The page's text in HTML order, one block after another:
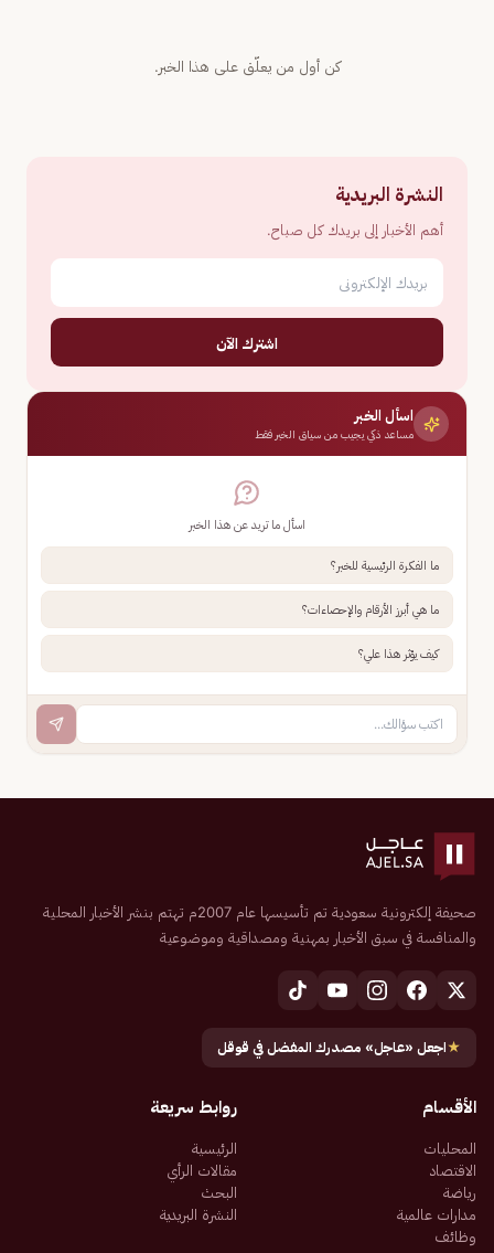
كن أول من يعلّق على هذا الخبر.
النشرة البريدية
أهم الأخبار إلى بريدك كل صباح.
اشترك الآن
اسأل الخبر
مساعد ذكي يجيب من سياق الخبر فقط
اسأل ما تريد عن هذا الخبر
ما الفكرة الرئيسية للخبر؟
ما هي أبرز الأرقام والإحصاءات؟
كيف يؤثر هذا علي؟
صحيفة إلكترونية سعودية تم تأسيسها عام 2007م تهتم بنشر الأخبار المحلية
والمنافسة في سبق الأخبار بمهنية ومصداقية وموضوعية
★اجعل «عاجل» مصدرك المفضل في قوقل
الأقسام
المحليات
الاقتصاد
رياضة
مدارات عالمية
وظائف
روابط سريعة
الرئيسية
مقالات الرأي
البحث
النشرة البريدية